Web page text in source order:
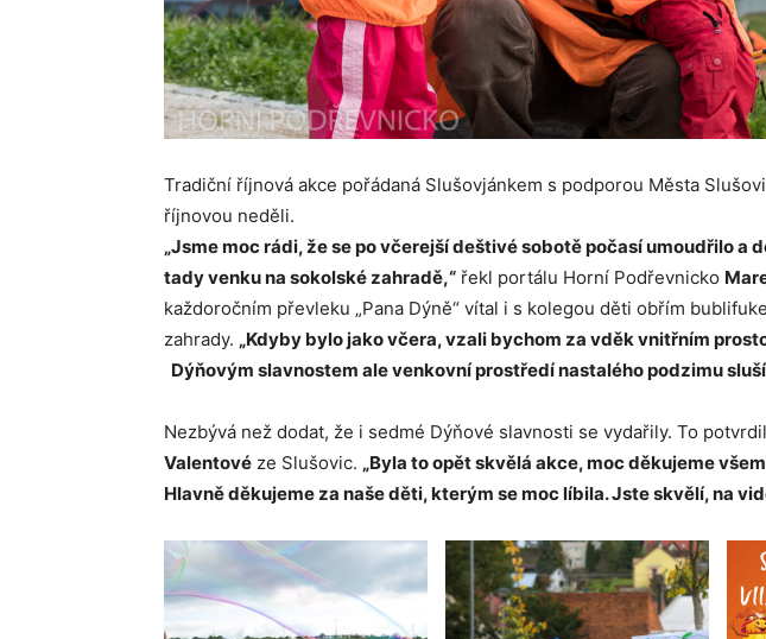
Tradiční říjnová akce pořádaná Slušovjánkem s podporou Města
říjnovou neděli.
„Jsme moc rádi, že se po včerejší deštivé sobotě počasí umoudřilo a
tady venku na sokolské zahradě,“ řekl portálu Horní Podřevnicko
každoročním převleku „Pana Dýně“ vítal i s kolegou děti obřím
zahrady. „Kdyby bylo jako včera, vzali bychom za vděk vnitřním
Dýňovým slavnostem ale venkovní prostředí nastalého podzimu
Nezbývá než dodat, že i sedmé Dýňové slavnosti se vydařily. To
Valentové ze Slušovic. „Byla to opět skvělá akce, moc děkujeme
Hlavně děkujeme za naše děti, kterým se moc líbila. Jste skvělí, na